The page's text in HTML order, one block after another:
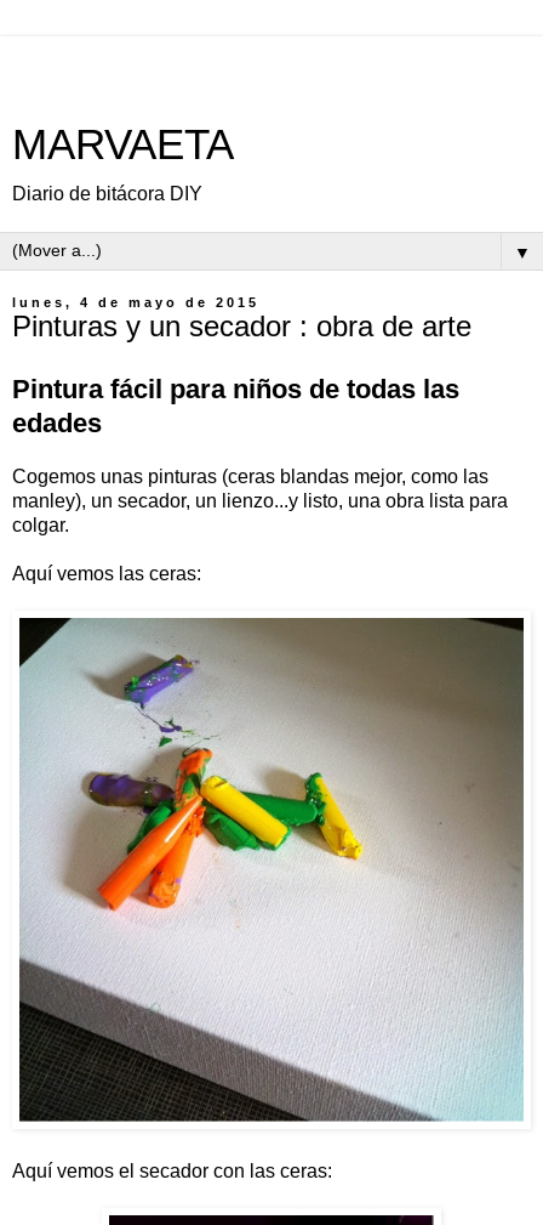
MARVAETA
Diario de bitácora DIY
▼
lunes, 4 de mayo de 2015
Pinturas y un secador : obra de arte
Pintura fácil para niños de todas las
edades
Cogemos unas pinturas (ceras blandas mejor, como las
manley), un secador, un lienzo...y listo, una obra lista para
colgar.
Aquí vemos las ceras:
Aquí vemos el secador con las ceras: